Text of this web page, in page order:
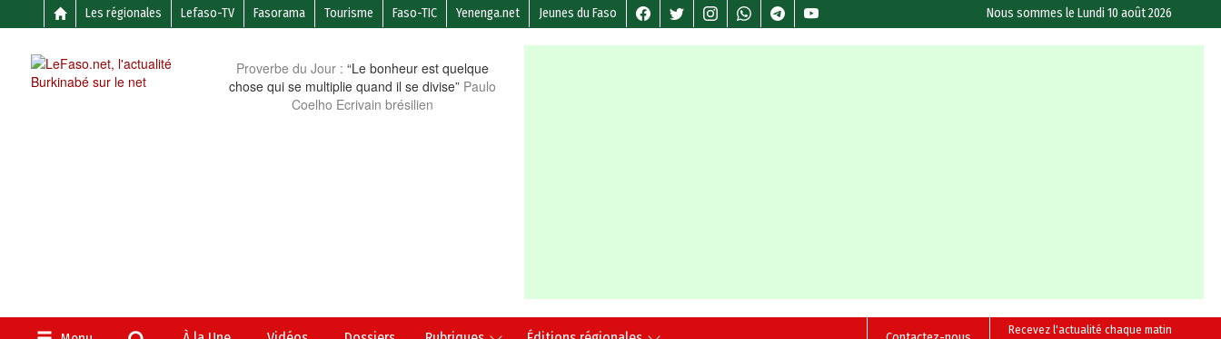
Les régionales Lefaso-TV Fasorama Tourisme Faso-TIC Yenenga.net Jeunes du Faso Nous sommes leLundi 10 août 2026
Proverbe du Jour : “Le bonheur est quelque
chose qui se multiplie quand il se divise” Paulo
Coelho Ecrivain brésilien
Recevez l'actualité chaque matin